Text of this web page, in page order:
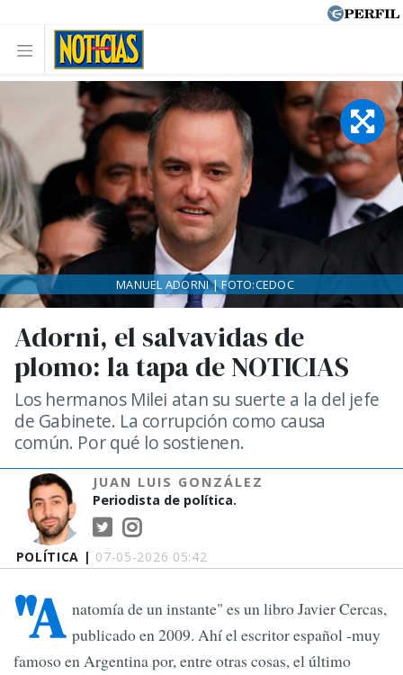
POLÍTICA | 07-05-2026 05:42
Adorni, el salvavidas de
plomo: la tapa de NOTICIAS
Los hermanos Milei atan su suerte a la del jefe
de Gabinete. La corrupción como causa
común. Por qué lo sostienen.
JUAN LUIS GONZÁLEZ
Periodista de política.
MANUEL ADORNI | FOTO:CEDOC
"A natomía de un instante" es un libro Javier Cercas,
publicado en 2009. Ahí el escritor español -muy
famoso en Argentina por, entre otras cosas, el último